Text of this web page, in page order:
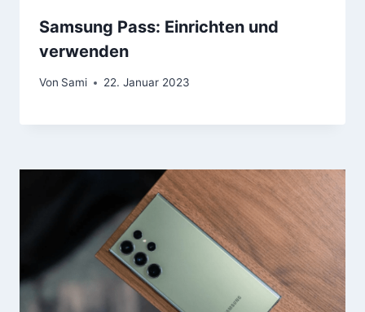
Samsung Pass: Einrichten und
verwenden
Von Sami 22. Januar 2023